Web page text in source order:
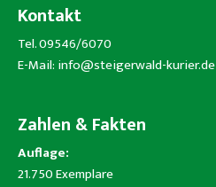
Kontakt
Tel. 09546/6070
E-Mail: info@steigerwald-kurier.de
Zahlen & Fakten
Auflage:
21.750 Exemplare